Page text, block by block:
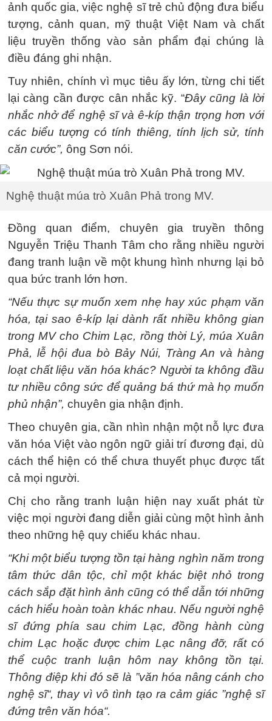
ảnh quốc gia, việc nghệ sĩ trẻ chủ động đưa biểu
tượng, cảnh quan, mỹ thuật Việt Nam và chất
liệu truyền thống vào sản phẩm đại chúng là
điều đáng ghi nhận.
Tuy nhiên, chính vì mục tiêu ấy lớn, từng chi tiết
lại càng cần được cân nhắc kỹ. “Đây cũng là lời
nhắc nhở để nghệ sĩ và ê-kíp thận trọng hơn với
các biểu tượng có tính thiêng, tính lịch sử, tính
căn cước”, ông Sơn nói.
Nghệ thuật múa trò Xuân Phả trong MV.
Đồng quan điểm, chuyên gia truyền thông
Nguyễn Triệu Thanh Tâm cho rằng nhiều người
đang tranh luận về một khung hình nhưng lại bỏ
qua bức tranh lớn hơn.
“Nếu thực sự muốn xem nhẹ hay xúc phạm văn
hóa, tại sao ê-kíp lại dành rất nhiều không gian
trong MV cho Chim Lạc, rồng thời Lý, múa Xuân
Phả, lễ hội đua bò Bảy Núi, Tràng An và hàng
loạt chất liệu văn hóa khác? Người ta không đầu
tư nhiều công sức để quảng bá thứ mà họ muốn
phủ nhận”, chuyên gia nhận định.
Theo chuyên gia, cần nhìn nhận một nỗ lực đưa
văn hóa Việt vào ngôn ngữ giải trí đương đại, dù
cách thể hiện có thể chưa thuyết phục được tất
cả mọi người.
Chị cho rằng tranh luận hiện nay xuất phát từ
việc mọi người đang diễn giải cùng một hình ảnh
theo những hệ quy chiếu khác nhau.
“Khi một biểu tượng tồn tại hàng nghìn năm trong
tâm thức dân tộc, chỉ một khác biệt nhỏ trong
cách sắp đặt hình ảnh cũng có thể dẫn tới những
cách hiểu hoàn toàn khác nhau. Nếu người nghệ
sĩ đứng phía sau chim Lạc, đồng hành cùng
chim Lạc hoặc được chim Lạc nâng đỡ, rất có
thể cuộc tranh luận hôm nay không tồn tại.
Thông điệp khi đó sẽ là ”văn hóa nâng cánh cho
nghệ sĩ“, thay vì vô tình tạo ra cảm giác ”nghệ sĩ
đứng trên văn hóa“.